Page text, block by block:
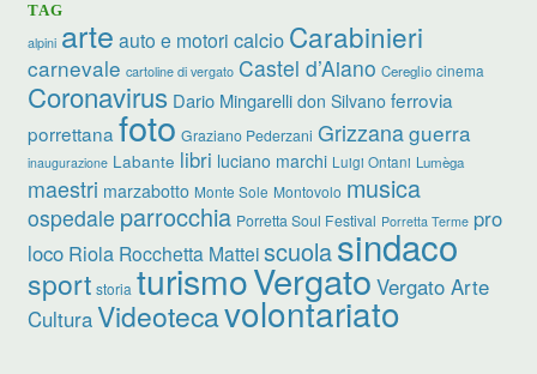
TAG
alpini arte auto e motori calcio Carabinieri
carnevale cartoline di vergato Castel d’Aiano Cereglio cinema
Coronavirus Dario Mingarelli don Silvano ferrovia
porrettana foto Graziano Pederzani Grizzanaguerra
inaugurazione Labante libri luciano marchi Luigi Ontani Lumèga
maestri marzabotto Monte Sole Montovolo musica
ospedale parrocchia Porretta Soul Festival Porretta Terme pro
loco Riola Rocchetta Matteiscuolasindaco
sport storia turismoVergato Vergato Arte
CulturaVideotecavolontariato